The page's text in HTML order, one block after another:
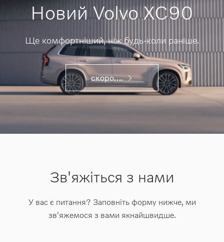
Новий Volvo XC90
Ще комфортніший, ніж будь-коли раніше.
скоро....
Зв'яжіться з нами
У вас є питання? Заповніть форму нижче, ми
зв'яжемося з вами якнайшвидше.